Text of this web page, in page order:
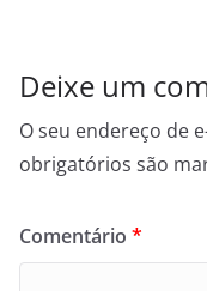
Deixe um
O seu endereço de
obrigatórios são
Comentário *